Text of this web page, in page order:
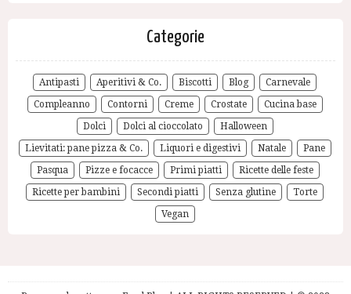
Categorie
Antipasti Aperitivi & Co. Biscotti Blog
Carnevale
Compleanno
Contorni Creme Crostate
Cucina base
Dolci
Dolci al cioccolato
Halloween
Lievitati: pane pizza & Co.
Liquori e digestivi Natale
Pane
Pasqua
Pizze e focacce Primi piatti
Ricette delle feste
Ricette per bambini
Secondi piatti Senza glutine
Torte
Vegan